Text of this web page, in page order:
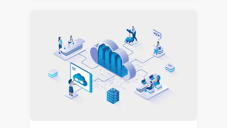
ennovaCFD
Ansys Granta MI
Ansys Granta Selector